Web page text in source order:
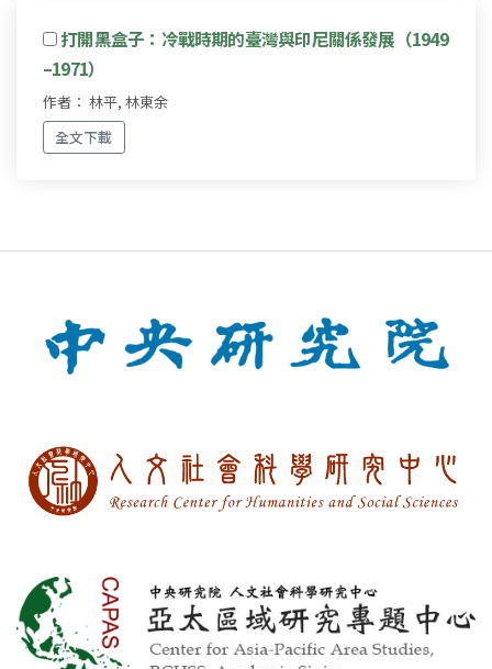
打開黑盒子：冷戰時期的臺灣與印尼關係發展（1949
–1971）
作者： 林平, 林東余
全文下載